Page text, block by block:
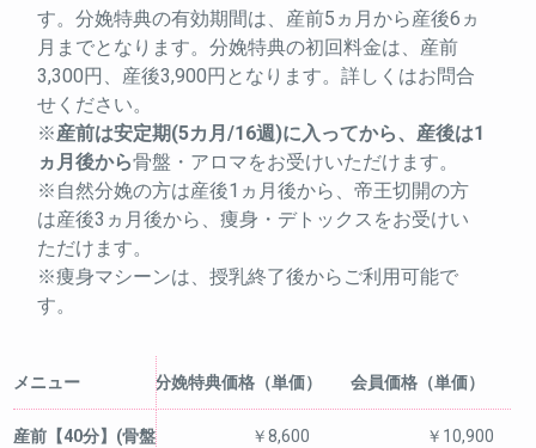
す。分娩特典の有効期間は、産前5ヵ月から産後6ヵ
月までとなります。分娩特典の初回料金は、産前
3,300円、産後3,900円となります。詳しくはお問合
せください。
※産前は安定期(5カ月/16週)に入ってから、産後は1
ヵ月後から骨盤・アロマをお受けいただけます。
※自然分娩の方は産後1ヵ月後から、帝王切開の方
は産後3ヵ月後から、痩身・デトックスをお受けい
ただけます。
※痩身マシーンは、授乳終了後からご利用可能で
す。
メニュー 分娩特典価格（単価） 会員価格（単価）
産前【40分】(骨盤
￥8,600 ￥10,900